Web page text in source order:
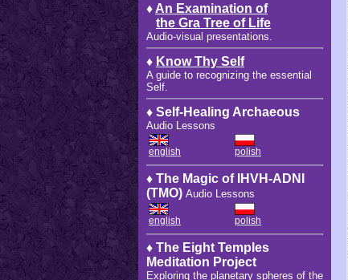
♦ An Examination of
the Gra Tree of Life
Audio-visual presentations.
♦ Know Thy Self
A guide to recognizing the essential
Self.
♦ Self-Healing Archaeous
Audio Lessons
english polish
♦ The Magic of IHVH-ADNI
(TMO) Audio Lessons
english polish
♦ The Eight Temples
Meditation Project
Exploring the planetary spheres of the